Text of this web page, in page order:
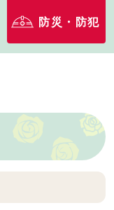
防災・防犯